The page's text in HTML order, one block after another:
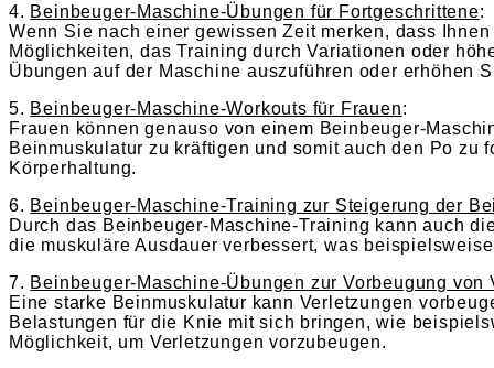
4. Beinbeuger-Maschine-Übungen für Fortgeschrittene:
Wenn Sie nach einer gewissen Zeit merken, dass
Möglichkeiten, das Training durch Variationen oder
Übungen auf der Maschine auszuführen oder erhöhen
5. Beinbeuger-Maschine-Workouts für Frauen:
Frauen können genauso von einem Beinbeuger-
Beinmuskulatur zu kräftigen und somit auch den Po
Körperhaltung.
6. Beinbeuger-Maschine-Training zur Steigerung der
Durch das Beinbeuger-Maschine-Training kann auch
die muskuläre Ausdauer verbessert, was
7. Beinbeuger-Maschine-Übungen zur Vorbeugung von
Eine starke Beinmuskulatur kann Verletzungen
Belastungen für die Knie mit sich bringen, wie
Möglichkeit, um Verletzungen vorzubeugen.